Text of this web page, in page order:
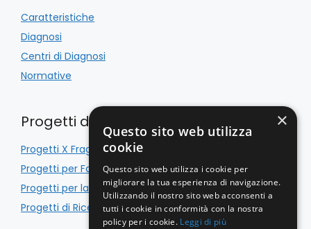
Caratteristiche
Diagnosi
Centri di Diagnosi
Normative
Progetti di Inclusione
Progetti X Fragile
Progetti per Famiglie
Progetti per la Scuola
Progetti di Ricerca
×
Questo sito web utilizza
cookie
Questo sito web utilizza i cookie per
migliorare la tua esperienza di navigazione.
Utilizzando il nostro sito web acconsenti a
tutti i cookie in conformità con la nostra
policy per i cookie. Leggi di più